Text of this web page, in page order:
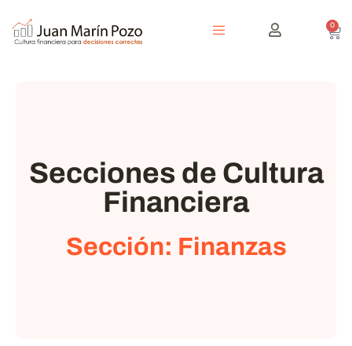
0
Secciones de Cultura
Financiera
Sección: Finanzas